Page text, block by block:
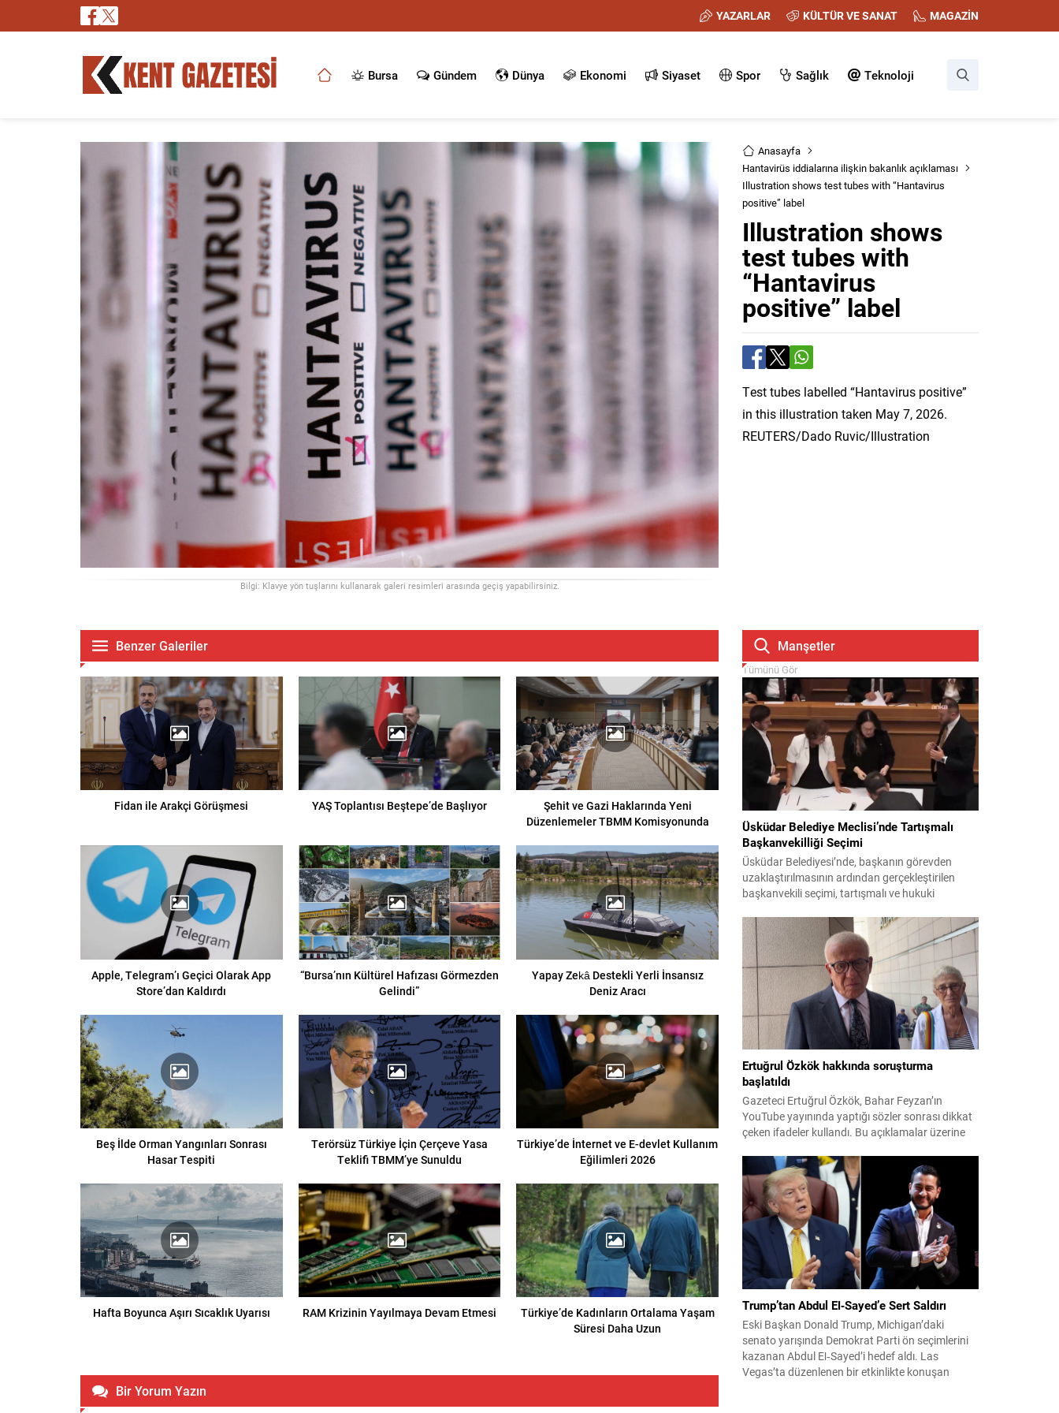
YAZARLAR KÜLTÜR VE SANAT MAGAZİN
Bursa Gündem Dünya Ekonomi Siyaset Spor Sağlık Teknoloji
Bilgi: Klavye yön tuşlarını kullanarak galeri resimleri arasında geçiş yapabilirsiniz.
Anasayfa
Hantavirüs iddialarına ilişkin bakanlık açıklaması
Illustration shows test tubes with “Hantavirus
positive” label
Illustration shows
test tubes with
“Hantavirus
positive” label
Test tubes labelled “Hantavirus positive”
in this illustration taken May 7, 2026.
REUTERS/Dado Ruvic/Illustration
Benzer Galeriler
Fidan ile Arakçi Görüşmesi YAŞ Toplantısı Beştepe’de Başlıyor
Şehit ve Gazi Haklarında Yeni
Düzenlemeler TBMM Komisyonunda
Apple, Telegram’ı Geçici Olarak App
Store’dan Kaldırdı
“Bursa’nın Kültürel Hafızası Görmezden
Gelindi”
Yapay Zekâ Destekli Yerli İnsansız
Deniz Aracı
Beş İlde Orman Yangınları Sonrası
Hasar Tespiti
Terörsüz Türkiye İçin Çerçeve Yasa
Teklifi TBMM’ye Sunuldu
Türkiye’de İnternet ve E-devlet Kullanım
Eğilimleri 2026
Hafta Boyunca Aşırı Sıcaklık Uyarısı RAM Krizinin Yayılmaya Devam Etmesi
Türkiye’de Kadınların Ortalama Yaşam
Süresi Daha Uzun
Bir Yorum Yazın
Manşetler
Tümünü Gör
Üsküdar Belediye Meclisi’nde Tartışmalı
Başkanvekilliği Seçimi
Üsküdar Belediyesi’nde, başkanın görevden
uzaklaştırılmasının ardından gerçekleştirilen
başkanvekili seçimi, tartışmalı ve hukuki
geldi. Yapılan oylamada usul ve gizlilikle ilgili
ciddi iddialar ortaya atıldı; bazı oyların geçersiz
sayılması ve meclis içindeki yönlendirmeler
kamuoyunda tepkilere yol açtı. Seçim sürecinde
yaşanan gelişmeler, parti grupları arasındaki
gerilimi artırdı. CHP’nin...
Ertuğrul Özkök hakkında soruşturma
başlatıldı
Gazeteci Ertuğrul Özkök, Bahar Feyzan’ın
YouTube yayınında yaptığı sözler sonrası dikkat
çeken ifadeler kullandı. Bu açıklamalar üzerine
Özkök hakkında ‘Cumhurbaşkanına hakaret’
suçundan re’sen soruşturma başlatıldı. Özkök,
hakkındaki soruşturma kapsamında
Çağlayan’daki İstanbul Adalet Sarayı’na giderek
savcılığa ifade verdi. İfadesinin ardından
adliyeden ayrıldığı bildirildi. Programdaki sözleri
ve savunması...
Trump’tan Abdul El‑Sayed’e Sert Saldırı
Eski Başkan Donald Trump, Michigan’daki
senato yarışında Demokrat Parti ön seçimlerini
kazanan Abdul El‑Sayed’i hedef aldı. Las
Vegas’ta düzenlenen bir etkinlikte konuşan